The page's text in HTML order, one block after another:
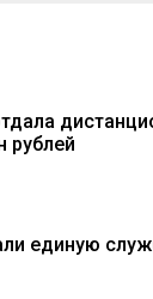
рублей
единую